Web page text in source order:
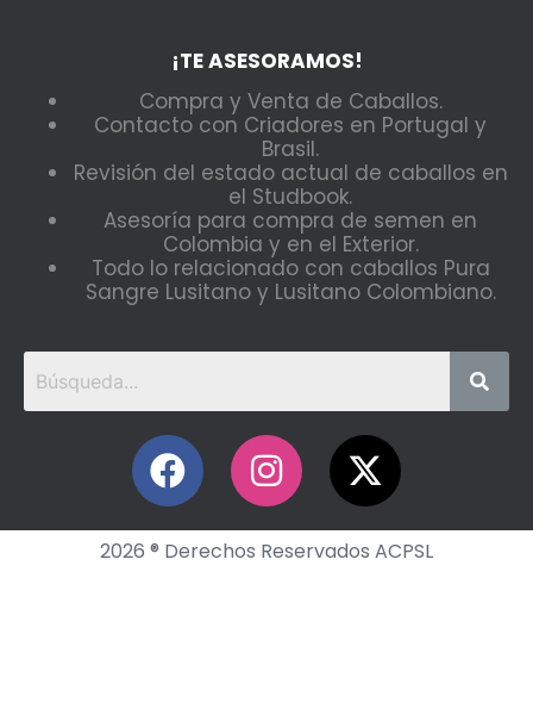
¡TE ASESORAMOS!
Compra y Venta de Caballos.
Contacto con Criadores en Portugal y
Brasil.
Revisión del estado actual de caballos en
el Studbook.
Asesoría para compra de semen en
Colombia y en el Exterior.
Todo lo relacionado con caballos Pura
Sangre Lusitano y Lusitano Colombiano.
2026 ® Derechos Reservados ACPSL